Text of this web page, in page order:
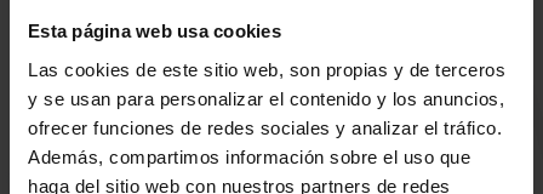
Esta página web usa cookies
Las cookies de este sitio web, son propias y de terceros
y se usan para personalizar el contenido y los anuncios,
ofrecer funciones de redes sociales y analizar el tráfico.
Además, compartimos información sobre el uso que
haga del sitio web con nuestros partners de redes
NOTICIAS
PLANTILLA
ENTRADAS
últimas noticias y promociones del club.
Email
He leído y acepto laPolítica de privacidaddel SASKI BASKONIA